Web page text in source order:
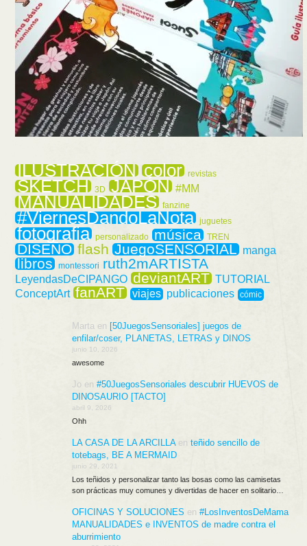
ILUSTRACIÓN color revistas
SKETCH 3D JAPÓN #MM
MANUALIDADES fanzine
#ViernesDandoLaNota juguetes
fotografia personalizado música TREN
DISEÑO flash JuegoSENSORIAL manga
libros montessori ruth2mARTISTA
LeyendasDeCIPANGO deviantART TUTORIAL
ConceptArt fanART viajes publicaciones cómic
Martaen [50JuegosSensoriales] juegos de
enfilar/coser, PLANETAS, LETRAS y DINOS
junio 10, 2026
awesome
Jo en #50JuegosSensoriales descubrir HUEVOS de
DINOSAURIO [TACTO]
abril 9, 2026
Ohh
LA CASA DE LA ARCILLAen teñido sencillo de
totebags, BE A MERMAID
junio 29, 2021
Los teñidos y personalizar tanto las bosas como las camisetas
son prácticas muy comunes y divertidas de hacer en solitario…
OFICINAS Y SOLUCIONES en #LosInventosDeMama
MANUALIDADES e INVENTOS de madre contra el
aburrimiento